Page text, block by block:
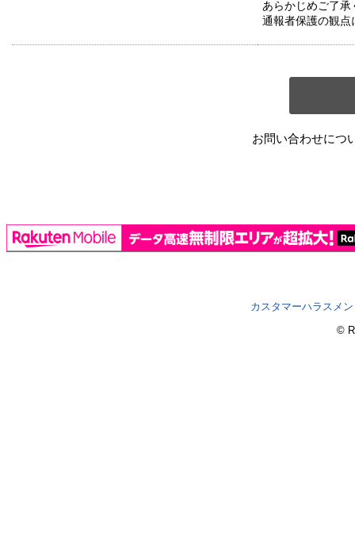
あらかじめご了承
通報者保護の観点
お問い合わせにつ
カスタマーハラスメ
©